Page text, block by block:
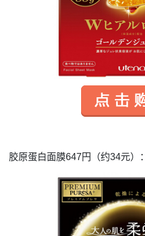
胶原蛋白面膜647円（约34元）：